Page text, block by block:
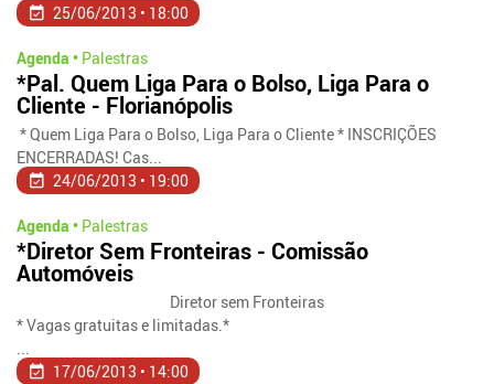
25/06/2013 • 18:00
Agenda • Palestras
*Pal. Quem Liga Para o Bolso, Liga Para o
Cliente - Florianópolis
* Quem Liga Para o Bolso, Liga Para o Cliente * INSCRIÇÕES
ENCERRADAS! Cas...
24/06/2013 • 19:00
Agenda • Palestras
*Diretor Sem Fronteiras - Comissão
Automóveis
Diretor sem Fronteiras
* Vagas gratuitas e limitadas.*
...
17/06/2013 • 14:00